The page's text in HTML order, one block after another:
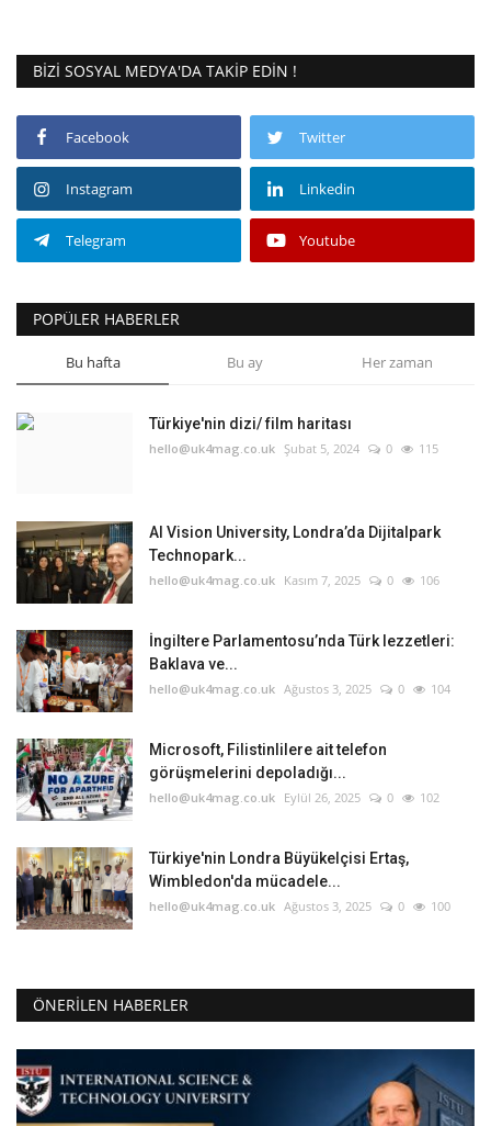
BIZI SOSYAL MEDYA'DA TAKIP EDIN !
Facebook Twitter
Instagram Linkedin
Telegram Youtube
POPÜLER HABERLER
Bu hafta Bu ay Her zaman
Türkiye'nin dizi/ film haritası
hello@uk4mag.co.uk Şubat 5, 2024 0 115
AI Vision University, Londra’da Dijitalpark
Technopark...
hello@uk4mag.co.uk Kasım 7, 2025 0 106
İngiltere Parlamentosu’nda Türk lezzetleri:
Baklava ve...
hello@uk4mag.co.uk Ağustos 3, 2025 0 104
Microsoft, Filistinlilere ait telefon
görüşmelerini depoladığı...
hello@uk4mag.co.uk Eylül 26, 2025 0 102
Türkiye'nin Londra Büyükelçisi Ertaş,
Wimbledon'da mücadele...
hello@uk4mag.co.uk Ağustos 3, 2025 0 100
ÖNERILEN HABERLER